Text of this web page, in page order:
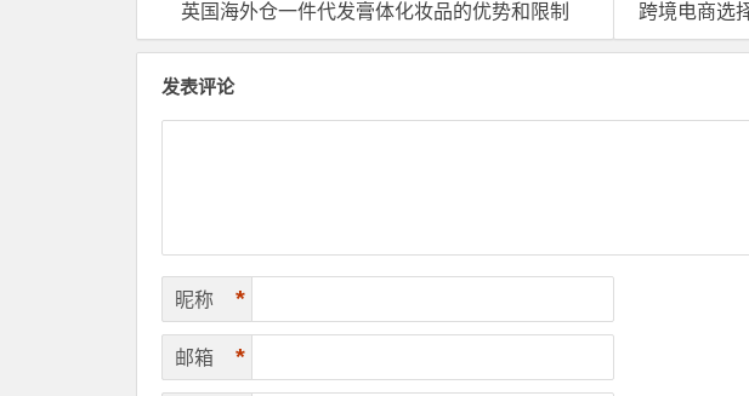
英国海外仓一件代发膏体化妆品的优势和限制
跨境电商选
发表评论
昵称 *
邮箱 *